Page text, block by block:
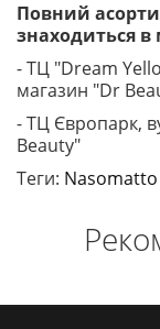
Повний
знаходиться
- ТЦ "Dream
магазин "Dr
- ТЦ Європарк,
Beauty"
Теги: Nasomatto